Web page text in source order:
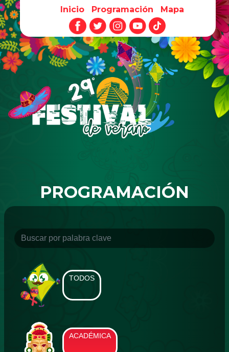
Pasar al contenido principal
Inicio Programación Mapa
PROGRAMACIÓN
TODOS
ACADÉMICA